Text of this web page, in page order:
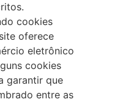
cookies
oferece
eletrônico
cookies
garantir que
entre as